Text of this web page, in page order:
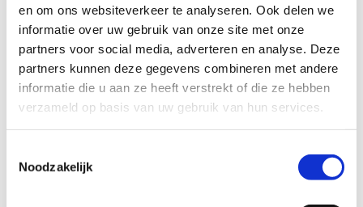
en om ons websiteverkeer te analyseren. Ook delen we
informatie over uw gebruik van onze site met onze
partners voor social media, adverteren en analyse. Deze
partners kunnen deze gegevens combineren met andere
informatie die u aan ze heeft verstrekt of die ze hebben
verzameld op basis van uw gebruik van hun services.
Noodzakelijk
mechanische bevestiging werkt.
EPS-platen en PIR-platen
EPS-platen (ook bekend als piepschuim)
zijn lichtgewicht, vochtbestendig en
tussen de balken van een houten vloer